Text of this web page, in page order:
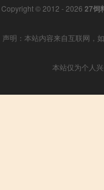
Copyright © 2012 - 2026 27饲
声明：本站内容来自互联网，
本站仅为个人